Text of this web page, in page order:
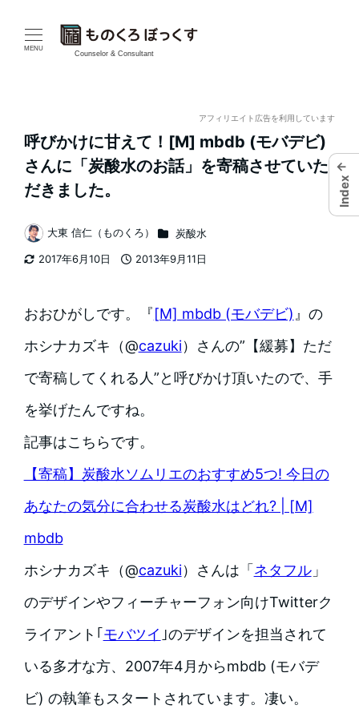
MENU
Counselor & Consultant
アフィリエイト広告を利用しています
呼びかけに甘えて！[M] mbdb (モバデビ)
さんに「炭酸水のお話」を寄稿させていた
だきました。
2017年6月10日
2013年9月11日
著
者
大東 信仁（ものくろ） カテゴリー
炭酸水
おおひがしです。『[M] mbdb (モバデビ)』の
ホシナカズキ（@cazuki）さんの”【緩募】ただ
で寄稿してくれる人”と呼びかけ頂いたので、手
を挙げたんですね。
記事はこちらです。
【寄稿】炭酸水ソムリエのおすすめ5つ! 今日の
あなたの気分に合わせる炭酸水はどれ? | [M]
mbdb
ホシナカズキ（@cazuki）さんは「 ネタフル」
のデザインやフィーチャーフォン向けTwitterク
ライアント｢ モバツイ ｣のデザインを担当されて
いる多才な方、2007年4月からmbdb (モバデ
ビ) の執筆もスタートされています。凄い。
←
Index